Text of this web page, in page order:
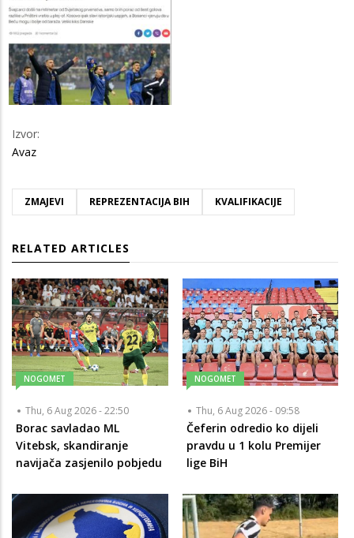
Izvor:
Avaz
ZMAJEVI REPREZENTACIJA BIH KVALIFIKACIJE
RELATED ARTICLES
NOGOMET
Thu, 6 Aug 2026 - 22:50
Borac savladao ML
Vitebsk, skandiranje
navijača zasjenilo pobjedu
NOGOMET
Thu, 6 Aug 2026 - 09:58
Čeferin odredio ko dijeli
pravdu u 1 kolu Premijer
lige BiH